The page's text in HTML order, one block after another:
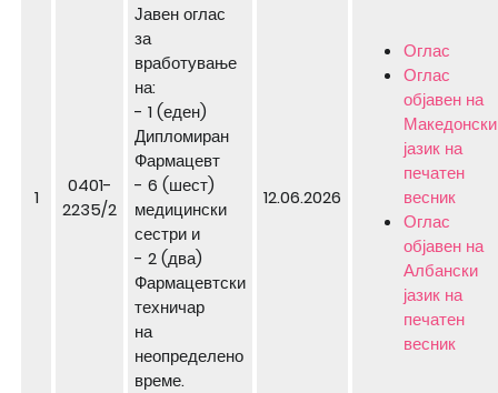
1
0401-
2235/2
Јавен оглас
за
вработување
на:
- 1 (еден)
Дипломиран
Фармацевт
- 6 (шест)
медицински
сестри и
- 2 (два)
Фармацевтски
техничар
на
неопределено
време.
12.06.2026
Оглас
Оглас
објавен на
Македонски
јазик на
печатен
весник
Оглас
објавен на
Албански
јазик на
печатен
весник